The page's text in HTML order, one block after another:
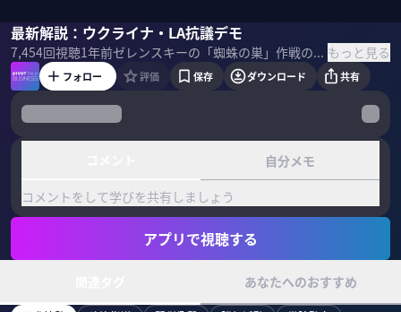
最新解説：ウクライナ・LA抗議デモ
7,454回視聴1年前 ゼレンスキーの「蜘蛛の巣」作戦の真の狙いは何か？米国世論がウクライナ寄りに変わったのはなぜか？LA抗議デモはいつ沈静化するのか？トランプへの反発は強まっているのか？ジョセフ・クラフト氏に展望してもらった。 ＜ゲスト＞ ジョセフ・クラフト｜経済アナリスト／東京国際大学副学長 1986年カリフォルニア大学バークレイ校卒業後モルガン・スタンレーNYKに入社。1987年同社東京支社に着任し為替と債券トレーディングの共同ヘッド。2000年以降はマネージングディレクターを務めるコーポレート・デリバティブ・セールスのヘッド、債券営業、アジア・太平洋地域における為替営業の責任者なども歴任。2007年ドレスナー・クラインオート証券、2010年バンク・オブ・アメリカ東京支店副支店長兼為替本部長などを経て、2015年ロールシャッハ・アドバイザリー㈱代表取締役就任。SBI FXトレード社外取締役及び ソニー・グループ株式会社社外取締役。24年11月から東京国際大学副学長兼特命教授も務める。 ＜目次＞ もっと見る
ジョセフ・クラフト佐々木紀彦
フォロー 評価 保存 ダウンロード 共有
自分メモ
コメントをして学びを共有しましょう
アプリで視聴する
あなたへのおすすめ